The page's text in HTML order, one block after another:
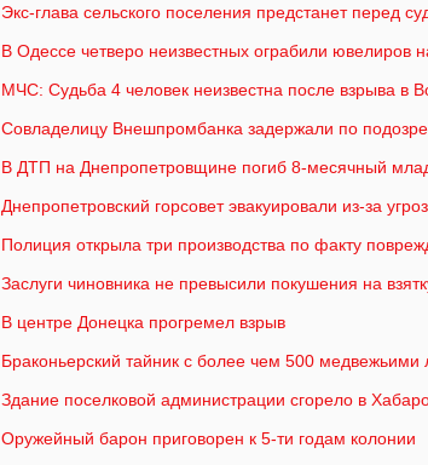
Экс-глава сельского поселения предстанет перед
В Одессе четверо неизвестных ограбили ювелиров
МЧС: Судьба 4 человек неизвестна после взрыва в
Совладелицу Внешпромбанка задержали по
В ДТП на Днепропетровщине погиб 8-месячный
Днепропетровский горсовет эвакуировали из-за
Полиция открыла три производства по факту
Заслуги чиновника не превысили покушения на
В центре Донецка прогремел взрыв
Браконьерский тайник с более чем 500
Здание поселковой администрации сгорело в
Оружейный барон приговорен к 5-ти годам колонии